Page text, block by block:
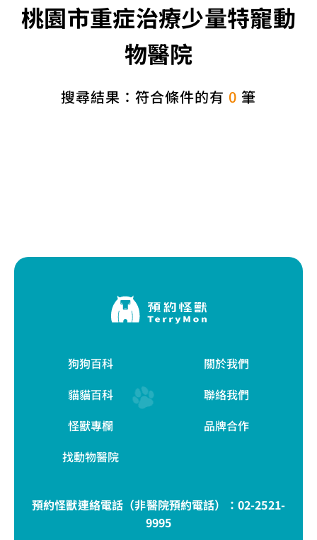
桃園市重症治療少量特寵動
物醫院
搜尋結果：符合條件的有 0 筆
狗狗百科
貓貓百科
怪獸專欄
找動物醫院
關於我們
聯絡我們
品牌合作
預約怪獸連絡電話（非醫院預約電話）： 02-2521-
9995